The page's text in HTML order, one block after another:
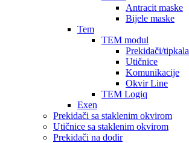
Antracit maske
Bijele maske
Tem
TEM modul
Prekidači/tipkala
Utičnice
Komunikacije
Okvir Line
TEM Logiq
Exen
Prekidači sa staklenim okvirom
Utičnice sa staklenim okvirom
Prekidači na dodir